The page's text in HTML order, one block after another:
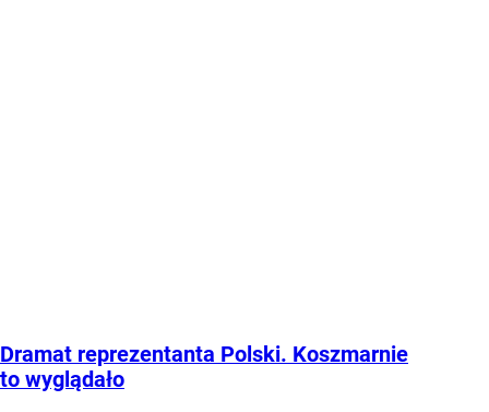
Dramat reprezentanta Polski. Koszmarnie
to wyglądało